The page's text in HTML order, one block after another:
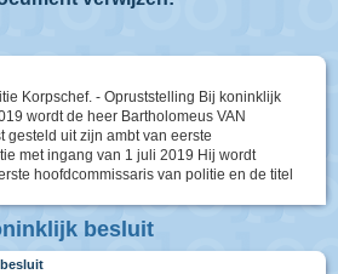
Korpschef. - Opruststelling Bij koninklijk
wordt de heer Bartholomeus VAN
gesteld uit zijn ambt van eerste
met ingang van 1 juli 2019 Hij wordt
hoofdcommissaris van politie en de titel
besluit